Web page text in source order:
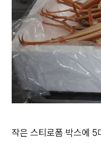
작은 스티로폼 박스에 5